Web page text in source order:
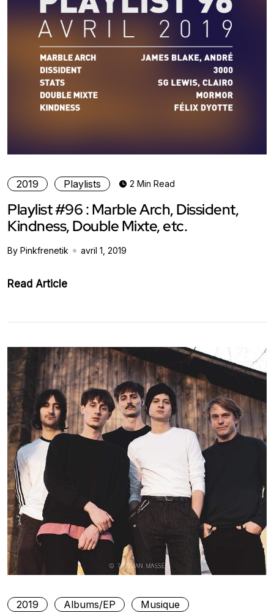
2019 Playlists 2 Min Read
Playlist #96 : Marble Arch, Dissident,
Kindness, Double Mixte, etc.
By Pinkfrenetik avril 1, 2019
Read Article
2019 Albums/EP Musique